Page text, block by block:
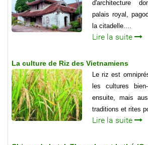
d'architecture
palais royal,
la citadelle....
Lire la suite
La culture de Riz des Vietnamiens
Le riz est
les cultures
ensuite, mais
traditions et rites
Lire la suite